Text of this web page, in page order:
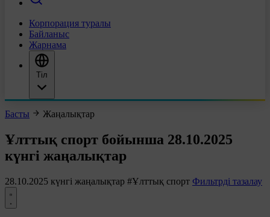
Корпорация туралы
Байланыс
Жарнама
Тіл
Басты Жаңалықтар
Ұлттық спорт бойынша 28.10.2025
күнгі жаңалықтар
28.10.2025 күнгі жаңалықтар #Ұлттық спорт Фильтрді тазалау